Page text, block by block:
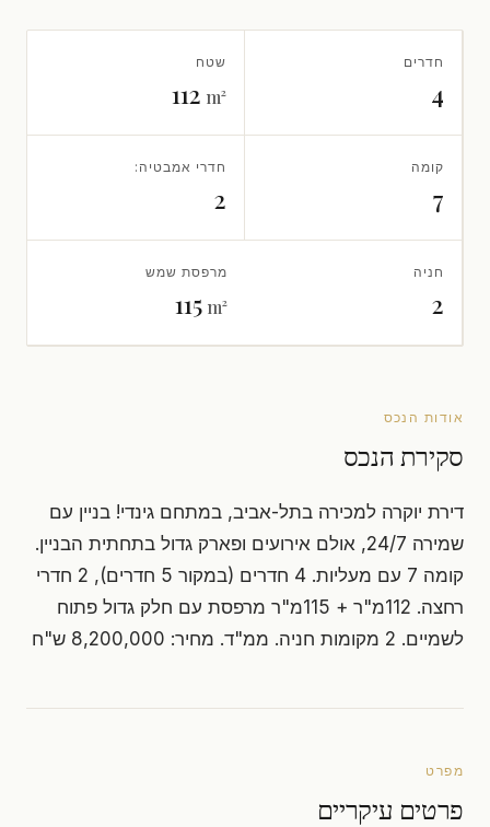
חדרים
4
שטח
112 m²
קומה
7
חדרי אמבטיה:
2
חניה
2
מרפסת שמש
115 m²
אודות הנכס
סקירת הנכס
דירת יוקרה למכירה בתל-אביב, במתחם גינדי! בניין עם
שמירה 24/7, אולם אירועים ופארק גדול בתחתית הבניין.
קומה 7 עם מעליות. 4 חדרים (במקור 5 חדרים), 2 חדרי
רחצה. 112מ"ר + 115מ"ר מרפסת עם חלק גדול פתוח
לשמיים. 2 מקומות חניה. ממ"ד. מחיר: 8,200,000 ש"ח
מפרט
פרטים עיקריים